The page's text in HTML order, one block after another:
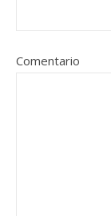
Comentario